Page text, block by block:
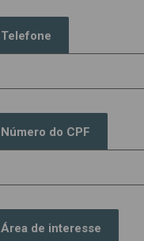
Telefone
Número do CPF
Área de interesse